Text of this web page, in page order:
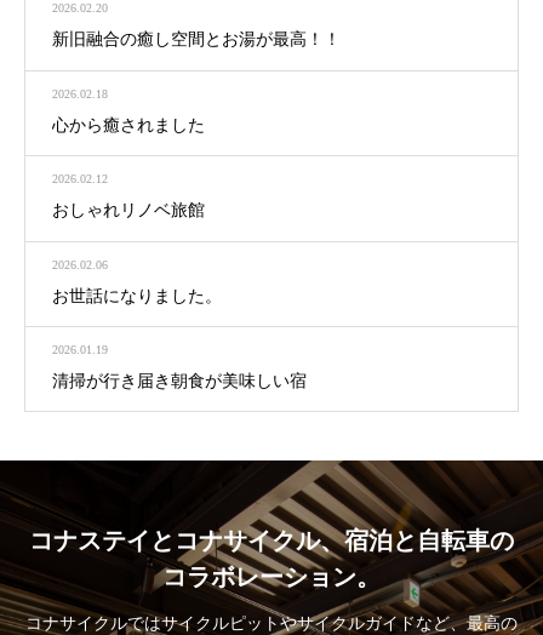
2026.02.20
新旧融合の癒し空間とお湯が最高！！
2026.02.18
心から癒されました
2026.02.12
おしゃれリノベ旅館
2026.02.06
お世話になりました。
2026.01.19
清掃が行き届き朝食が美味しい宿
コナステイとコナサイクル、宿泊と自転車の
コラボレーション。
コナサイクルではサイクルピットやサイクルガイドなど、最高の